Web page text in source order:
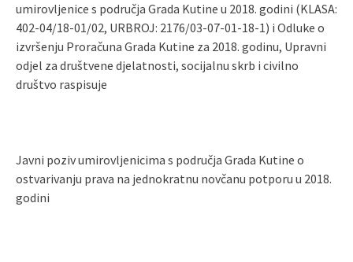
umirovljenice s područja Grada Kutine u 2018. godini (KLASA:
402-04/18-01/02, URBROJ: 2176/03-07-01-18-1) i Odluke o
izvršenju Proračuna Grada Kutine za 2018. godinu, Upravni
odjel za društvene djelatnosti, socijalnu skrb i civilno
društvo raspisuje
Javni poziv umirovljenicima s područja Grada Kutine o
ostvarivanju prava na jednokratnu novčanu potporu u 2018.
godini